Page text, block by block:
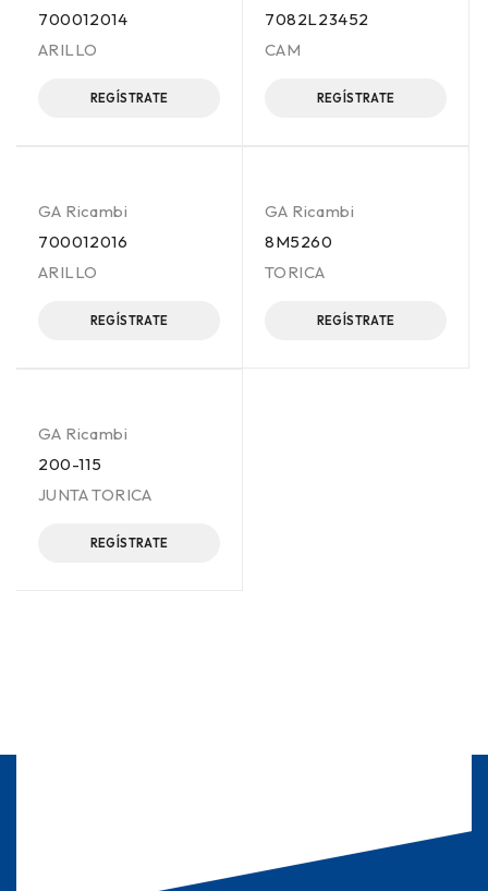
700012014
ARILLO
REGÍSTRATE
7082L23452
CAM
REGÍSTRATE
GA Ricambi
700012016
ARILLO
REGÍSTRATE
GA Ricambi
8M5260
TORICA
REGÍSTRATE
GA Ricambi
200-115
JUNTA TORICA
REGÍSTRATE